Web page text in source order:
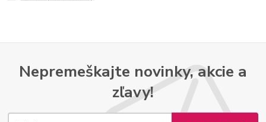
Nepremeškajte novinky, akcie a
zľavy!